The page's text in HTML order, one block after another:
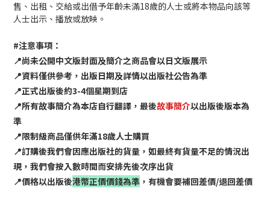
售、出租、交給或出借予年齡未滿18歲的人士或將本物品向該等
人士出示、播放或放映。
#注意事項：
📍尚未公開中文版封面及簡介之商品會以日文版展示
📍資料僅供參考，出版日期及詳情以出版社公告為準
📍正式出版後約3-4個星期到店
📍所有故事簡介為本店自行翻譯，最後故事簡介以出版後版本為
準
📍限制級商品僅供年滿18歲人士購買
📍訂購後我們會因應出版社的貨量，如最終有貨量不足的情況出
現，我們會按入數時間而安排先後次序出貨
📍價格以出版後港幣正價價錢為準 ，有機會要補回差價/退回差價